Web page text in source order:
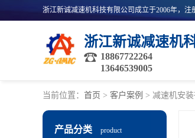
浙江新诚减速机
18867722264
13646539005
当前位置： 首页 > 客户案例 > 减速机安
产品分类 product